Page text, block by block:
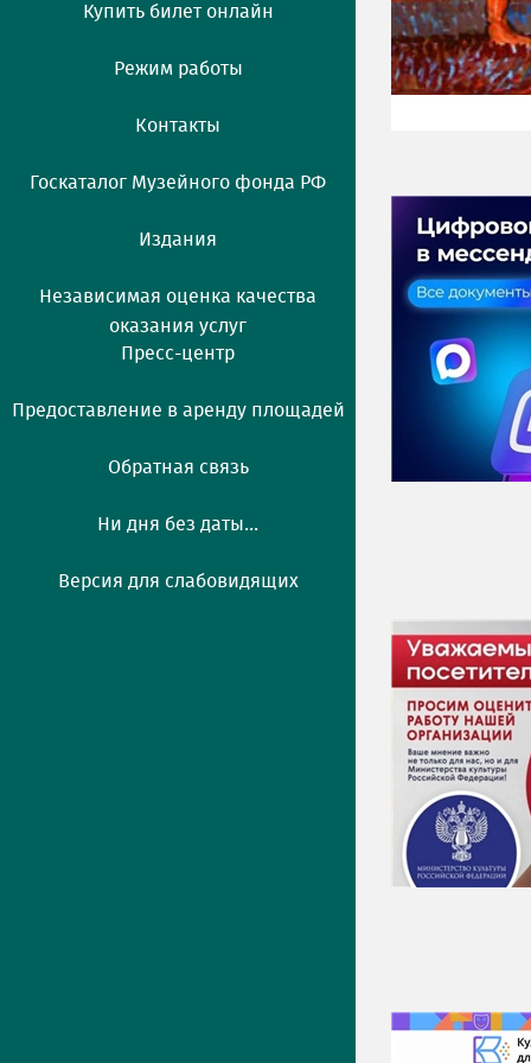
Купить билет онлайн
Режим работы
Контакты
Госкаталог Музейного фонда РФ
Издания
Независимая оценка качества
оказания услуг
Пресс-центр
Предоставление в аренду площадей
Обратная связь
Ни дня без даты...
Версия для слабовидящих